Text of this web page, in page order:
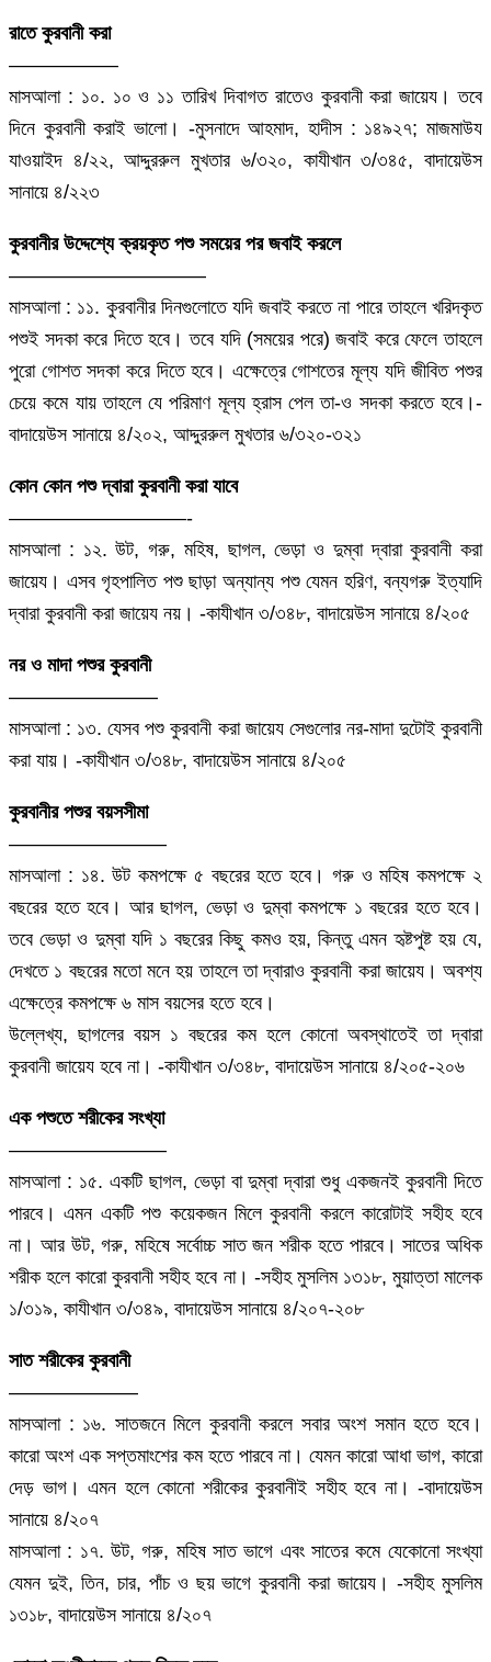
রাতে কুরবানী করা
—————–
মাসআলা : ১০. ১০ ও ১১ তারিখ দিবাগত রাতেও কুরবানী করা জায়েয। তবে
দিনে কুরবানী করাই ভালো। -মুসনাদে আহমাদ, হাদীস : ১৪৯২৭; মাজমাউয
যাওয়াইদ ৪/২২, আদ্দুররুল মুখতার ৬/৩২০, কাযীখান ৩/৩৪৫, বাদায়েউস
সানায়ে ৪/২২৩
কুরবানীর উদ্দেশ্যে ক্রয়কৃত পশু সময়ের পর জবাই করলে
——————————
মাসআলা : ১১. কুরবানীর দিনগুলোতে যদি জবাই করতে না পারে তাহলে খরিদকৃত
পশুই সদকা করে দিতে হবে। তবে যদি (সময়ের পরে) জবাই করে ফেলে তাহলে
পুরো গোশত সদকা করে দিতে হবে। এক্ষেত্রে গোশতের মূল্য যদি জীবিত পশুর
চেয়ে কমে যায় তাহলে যে পরিমাণ মূল্য হ্রাস পেল তা-ও সদকা করতে হবে।-
বাদায়েউস সানায়ে ৪/২০২, আদ্দুররুল মুখতার ৬/৩২০-৩২১
কোন কোন পশু দ্বারা কুরবানী করা যাবে
—————————-
মাসআলা : ১২. উট, গরু, মহিষ, ছাগল, ভেড়া ও দুম্বা দ্বারা কুরবানী করা
জায়েয। এসব গৃহপালিত পশু ছাড়া অন্যান্য পশু যেমন হরিণ, বন্যগরু ইত্যাদি
দ্বারা কুরবানী করা জায়েয নয়। -কাযীখান ৩/৩৪৮, বাদায়েউস সানায়ে ৪/২০৫
নর ও মাদা পশুর কুরবানী
———————–
মাসআলা : ১৩. যেসব পশু কুরবানী করা জায়েয সেগুলোর নর-মাদা দুটোই কুরবানী
করা যায়। -কাযীখান ৩/৩৪৮, বাদায়েউস সানায়ে ৪/২০৫
কুরবানীর পশুর বয়সসীমা
————————
মাসআলা : ১৪. উট কমপক্ষে ৫ বছরের হতে হবে। গরু ও মহিষ কমপক্ষে ২
বছরের হতে হবে। আর ছাগল, ভেড়া ও দুম্বা কমপক্ষে ১ বছরের হতে হবে।
তবে ভেড়া ও দুম্বা যদি ১ বছরের কিছু কমও হয়, কিন্তু এমন হৃষ্টপুষ্ট হয় যে,
দেখতে ১ বছরের মতো মনে হয় তাহলে তা দ্বারাও কুরবানী করা জায়েয। অবশ্য
এক্ষেত্রে কমপক্ষে ৬ মাস বয়সের হতে হবে।
উল্লেখ্য, ছাগলের বয়স ১ বছরের কম হলে কোনো অবস্থাতেই তা দ্বারা
কুরবানী জায়েয হবে না। -কাযীখান ৩/৩৪৮, বাদায়েউস সানায়ে ৪/২০৫-২০৬
এক পশুতে শরীকের সংখ্যা
————————
মাসআলা : ১৫. একটি ছাগল, ভেড়া বা দুম্বা দ্বারা শুধু একজনই কুরবানী দিতে
পারবে। এমন একটি পশু কয়েকজন মিলে কুরবানী করলে কারোটাই সহীহ হবে
না। আর উট, গরু, মহিষে সর্বোচ্চ সাত জন শরীক হতে পারবে। সাতের অধিক
শরীক হলে কারো কুরবানী সহীহ হবে না। -সহীহ মুসলিম ১৩১৮, মুয়াত্তা মালেক
১/৩১৯, কাযীখান ৩/৩৪৯, বাদায়েউস সানায়ে ৪/২০৭-২০৮
সাত শরীকের কুরবানী
——————–
মাসআলা : ১৬. সাতজনে মিলে কুরবানী করলে সবার অংশ সমান হতে হবে।
কারো অংশ এক সপ্তমাংশের কম হতে পারবে না। যেমন কারো আধা ভাগ, কারো
দেড় ভাগ। এমন হলে কোনো শরীকের কুরবানীই সহীহ হবে না। -বাদায়েউস
সানায়ে ৪/২০৭
মাসআলা : ১৭. উট, গরু, মহিষ সাত ভাগে এবং সাতের কমে যেকোনো সংখ্যা
যেমন দুই, তিন, চার, পাঁচ ও ছয় ভাগে কুরবানী করা জায়েয। -সহীহ মুসলিম
১৩১৮, বাদায়েউস সানায়ে ৪/২০৭